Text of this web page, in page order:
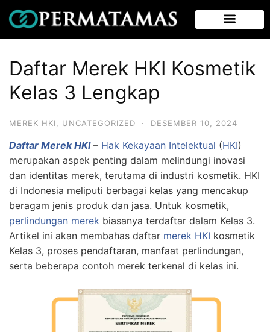
Daftar Merek HKI Kosmetik
Kelas 3 Lengkap
MEREK HKI UNCATEGORIZED · DESEMBER 10, 2024
Daftar Merek HKI – Hak Kekayaan Intelektual (HKI)
merupakan aspek penting dalam melindungi inovasi
dan identitas merek, terutama di industri kosmetik. HKI
di Indonesia meliputi berbagai kelas yang mencakup
beragam jenis produk dan jasa. Untuk kosmetik,
perlindungan merek biasanya terdaftar dalam Kelas 3.
Artikel ini akan membahas daftar merek HKI kosmetik
Kelas 3, proses pendaftaran, manfaat perlindungan,
serta beberapa contoh merek terkenal di kelas ini.